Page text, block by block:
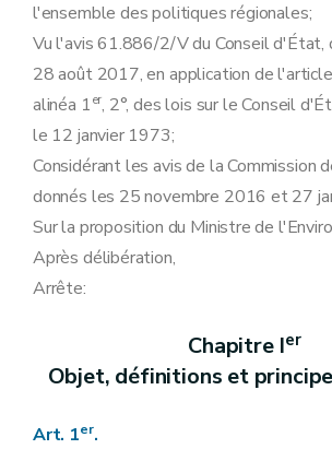
l'ensemble des politiques régionales;
Vu l'avis 61.886/2/V du Conseil d'État,
28 août 2017, en application de
alinéa 1er, 2°, des lois sur le Conseil
le 12 janvier 1973;
Considérant les avis de la Commission
donnés les 25 novembre 2016 et 27
Sur la proposition du Ministre de
Après délibération,
Arrête:
Chapitre Ier
Objet, définitions et
Art. 1er.